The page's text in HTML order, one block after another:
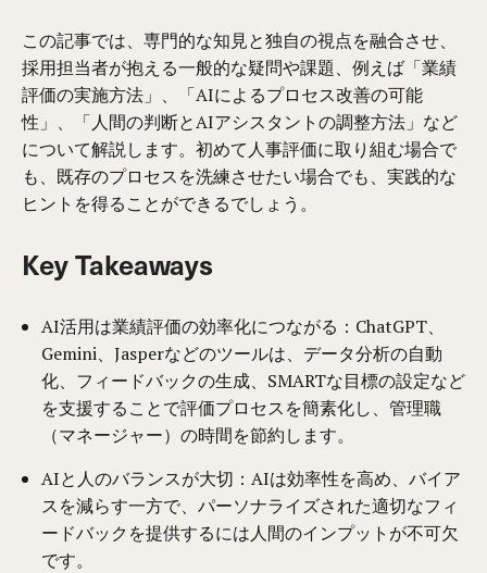
この記事では、専門的な知見と独自の視点を融合させ、
採用担当者が抱える一般的な疑問や課題、例えば「業績
評価の実施方法」、「AIによるプロセス改善の可能
性」、「人間の判断とAIアシスタントの調整方法」など
について解説します。初めて人事評価に取り組む場合で
も、既存のプロセスを洗練させたい場合でも、実践的な
ヒントを得ることができるでしょう。
Key Takeaways
AI活用は業績評価の効率化につながる：ChatGPT、
Gemini、Jasperなどのツールは、データ分析の自動
化、フィードバックの生成、SMARTな目標の設定など
を支援することで評価プロセスを簡素化し、管理職
（マネージャー）の時間を節約します。
AIと人のバランスが大切：AIは効率性を高め、バイア
スを減らす一方で、パーソナライズされた適切なフィ
ードバックを提供するには人間のインプットが不可欠
です。